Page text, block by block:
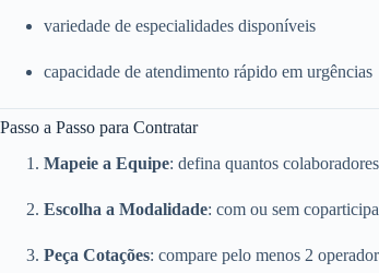
variedade de especialidades disponíveis
capacidade de atendimento rápido em urgências
Passo a Passo para Contratar
Mapeie a Equipe: defina quantos
Escolha a Modalidade: com ou sem
Peça Cotações: compare pelo menos 2